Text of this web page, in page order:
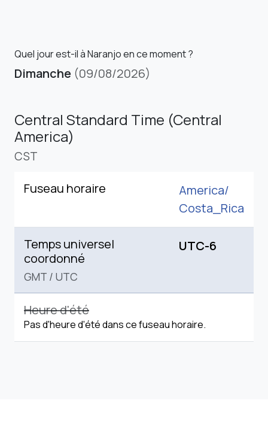
Quel jour est-il à Naranjo en ce moment ?
Dimanche (09/08/2026)
Central Standard Time (Central
America)
CST
Fuseau horaire
America/
Costa_Rica
Temps universel
coordonné
GMT / UTC
UTC-6
Heure d'été
Pas d'heure d'été dans ce fuseau horaire.